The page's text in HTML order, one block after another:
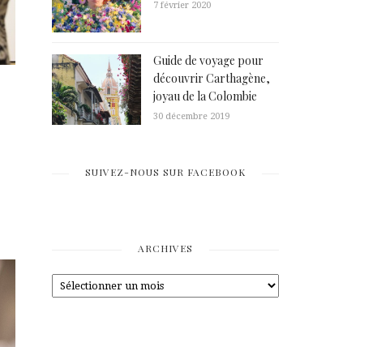
7 février 2020
Guide de voyage pour
découvrir Carthagène,
joyau de la Colombie
30 décembre 2019
SUIVEZ-NOUS SUR FACEBOOK
ARCHIVES